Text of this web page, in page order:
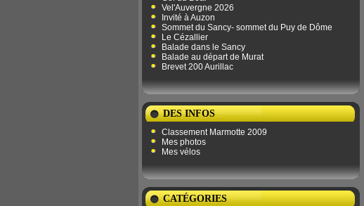
Vel'Auvergne 2026
Invité à Auzon
Sommet du Sancy- sommet du Puy de Dôme
Le Cézallier
Balade dans le Sancy
Balade au départ de Murat
Brevet 200 Aurillac
DES INFOS
Classement Marmotte 2009
Mes photos
Mes vélos
CATÉGORIES